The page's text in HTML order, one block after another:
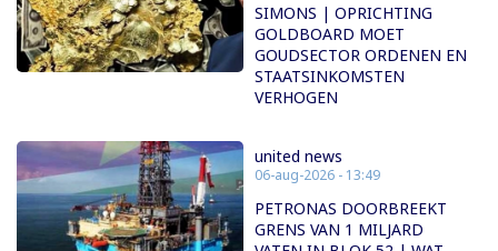
SIMONS | OPRICHTING
GOLDBOARD MOET
GOUDSECTOR ORDENEN EN
STAATSINKOMSTEN
VERHOGEN
united news
06-aug-2026 - 13:49
PETRONAS DOORBREEKT
GRENS VAN 1 MILJARD